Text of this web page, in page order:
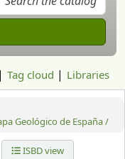
Tag cloud Libraries
Geológico de España /
ISBD view